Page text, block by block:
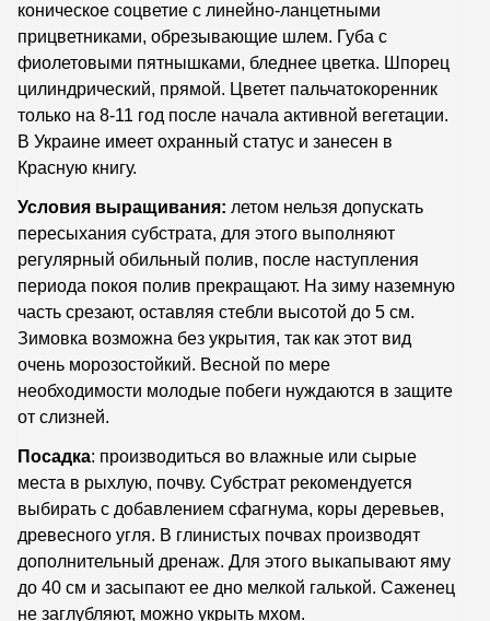
коническое соцветие с линейно-ланцетными
прицветниками, обрезывающие шлем. Губа с
фиолетовыми пятнышками, бледнее цветка. Шпорец
цилиндрический, прямой. Цветет пальчатокоренник
только на 8-11 год после начала активной вегетации.
В Украине имеет охранный статус и занесен в
Красную книгу.
Условия выращивания: летом нельзя допускать
пересыхания субстрата, для этого выполняют
регулярный обильный полив, после наступления
периода покоя полив прекращают. На зиму наземную
часть срезают, оставляя стебли высотой до 5 см.
Зимовка возможна без укрытия, так как этот вид
очень морозостойкий. Весной по мере
необходимости молодые побеги нуждаются в защите
от слизней.
Посадка: производиться во влажные или сырые
места в рыхлую, почву. Субстрат рекомендуется
выбирать с добавлением сфагнума, коры деревьев,
древесного угля. В глинистых почвах производят
дополнительный дренаж. Для этого выкапывают яму
до 40 см и засыпают ее дно мелкой галькой. Саженец
не заглубляют, можно укрыть мхом.